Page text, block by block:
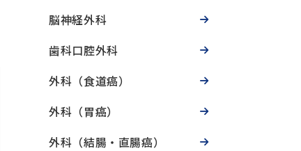
脳神経外科
歯科口腔外科
外科（食道癌）
外科（胃癌）
外科（結腸・直腸癌）